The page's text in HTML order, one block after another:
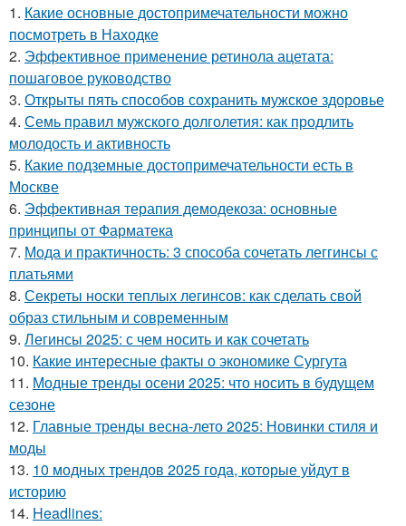
1. Какие основные достопримечательности можно
посмотреть в Находке
2. Эффективное применение ретинола ацетата:
пошаговое руководство
3. Открыты пять способов сохранить мужское здоровье
4. Семь правил мужского долголетия: как продлить
молодость и активность
5. Какие подземные достопримечательности есть в
Москве
6. Эффективная терапия демодекоза: основные
принципы от Фарматека
7. Мода и практичность: 3 способа сочетать леггинсы с
платьями
8. Секреты носки теплых легинсов: как сделать свой
образ стильным и современным
9. Легинсы 2025: с чем носить и как сочетать
10. Какие интересные факты о экономике Сургута
11. Модные тренды осени 2025: что носить в будущем
сезоне
12. Главные тренды весна-лето 2025: Новинки стиля и
моды
13. 10 модных трендов 2025 года, которые уйдут в
историю
14. Headlines: